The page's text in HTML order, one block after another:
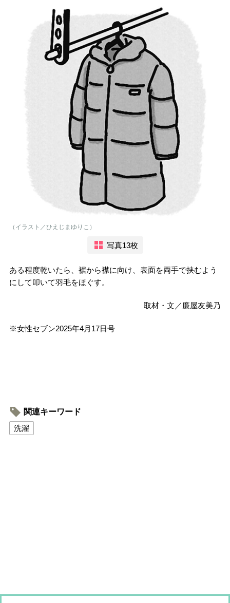
（イラスト／ひえじまゆりこ）
写真13枚
ある程度乾いたら、裾から襟に向け、表面を両手で挟むよう
にして叩いて羽毛をほぐす。
取材・文／廉屋友美乃
※女性セブン2025年4月17日号
関連キーワード
洗濯